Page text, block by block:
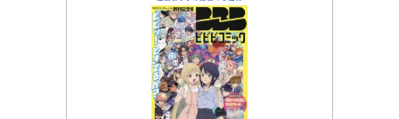
す！2026秋アニメ＞＞＜＜2026春ア
ニメ男性・あ行蒼井翔太（あおい
し...
ひ「好きな作品の推し活（熱心なレ
ビュー投稿）」にもご参加くださ
い。では、2022秋アニメ年のランキ
ングを紹介します。更新：2023年1
月11日2022秋アニメ一覧・4人はそ
れぞれウソをつく・BLEACH千年血